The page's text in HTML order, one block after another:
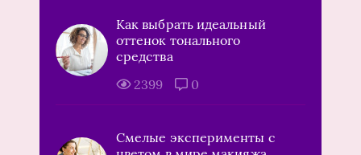
Как выбрать идеальный
оттенок тонального
средства
2399
0
Смелые эксперименты с